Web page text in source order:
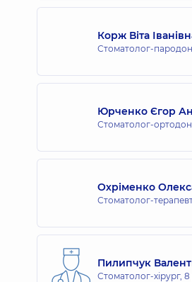
Корж Віта
Стоматолог-
Юрченко Єгор
Стоматолог-
Охріменко
Стоматолог-
Пилипчук
Стоматолог-хірург, 8